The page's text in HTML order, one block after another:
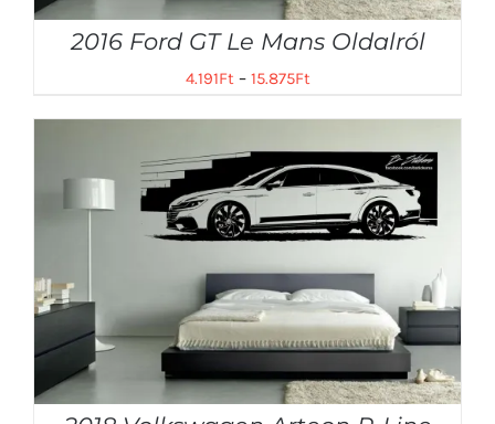
2016 Ford GT Le Mans Oldalról
4.191Ft – 15.875Ft